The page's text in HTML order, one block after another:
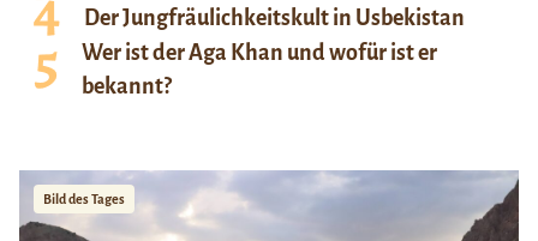
Der Jungfräulichkeitskult in Usbekistan
Wer ist der Aga Khan und wofür ist er
bekannt?
Bild des Tages